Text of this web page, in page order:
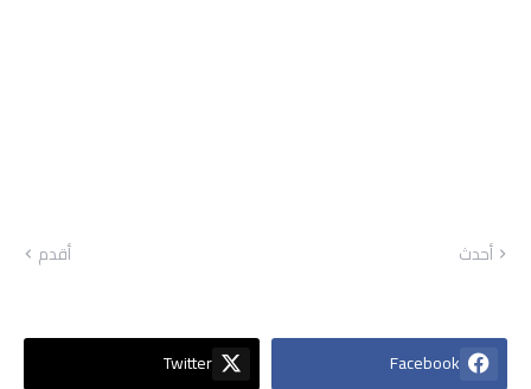
أحدث أقدم
Facebook
Twitter